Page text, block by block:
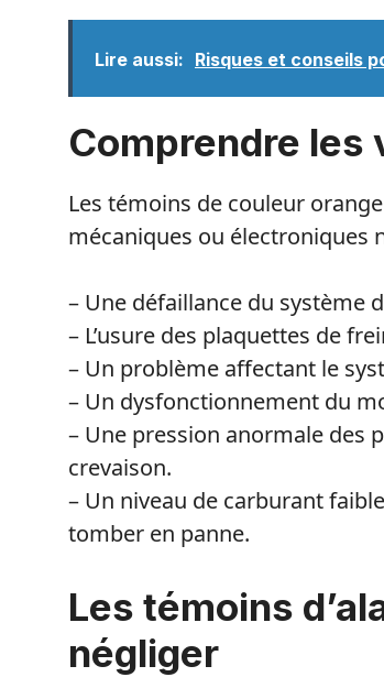
Lire aussi: Risques et conseils
Comprendre les
Les témoins de couleur
mécaniques ou électroniques
– Une défaillance du système
– L’usure des plaquettes de
– Un problème affectant le
– Un dysfonctionnement du
– Une pression anormale des
crevaison.
– Un niveau de carburant
tomber en panne.
Les témoins
négliger